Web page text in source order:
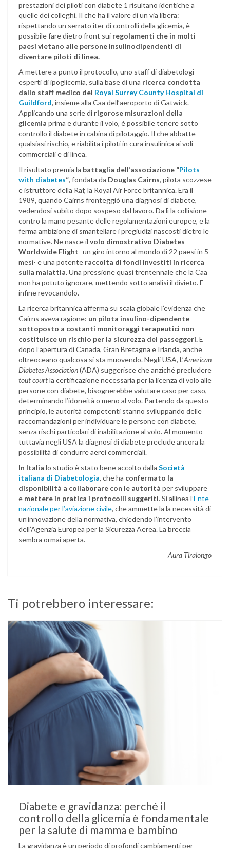
prestazioni dei piloti con diabete 1 risultano identiche a
quelle dei colleghi. Il che ha il valore di un via libera:
rispettando un serrato iter di controlli della glicemia, è
possibile fare dietro front sui regolamenti che in molti
paesi vietano alle persone insulinodipendenti di
diventare piloti di linea.
A mettere a punto il protocollo, uno staff di diabetologi
esperti di ipoglicemia, sulla base di una ricerca condotta
dallo staff medico del Royal Surrey County Hospital di
Guildford, insieme alla Caa dell’aeroporto di Gatwick.
Applicando una serie di rigorose misurazioni della
glicemia prima e durante il volo, è possibile tenere sotto
controllo il diabete in cabina di pilotaggio. Il che abbatte
qualsiasi rischio, e riabilita i piloti in cura insulinica ai voli
commerciali e di linea.
Il risultato premia la battaglia dell’associazione “Pilots
with diabetes“, fondata da Douglas Cairns, pilota scozzese
e istruttore della Raf, la Royal Air Force britannica. Era il
1989, quando Cairns fronteggiò una diagnosi di diabete,
vedendosi subito dopo sospeso dal lavoro. Da lì la collisione
contro la mano pesante delle regolamentazioni europee, e la
ferma ambizione di smantellare i pregiudizi nascosti dietro le
normative. Ne nasce il volo dimostrativo Diabetes
Worldwide Flight -un giro intorno al mondo di 22 paesi in 5
mesi- e una potente raccolta di fondi investiti in ricerca
sulla malattia. Una pressione quasi trentennale che la Caa
non ha potuto ignorare, mettendo sotto analisi il divieto. E
infine revocandolo.
La ricerca britannica afferma su scala globale l’evidenza che
Cairns aveva ragione: un pilota insulino-dipendente
sottoposto a costanti monitoraggi terapeutici non
costituisce un rischio per la sicurezza dei passeggeri.E
dopo l’apertura di Canada, Gran Bretagna e Irlanda, anche
oltreoceano qualcosa si sta muovendo. Negli USA, L’American
Diabetes Association(ADA) suggerisce che anziché precludere
tout courtla certificazione necessaria per la licenza di volo alle
persone con diabete, bisognerebbe valutare caso per caso,
determinando l’idoneità o meno al volo. Partendo da questo
principio, le autorità competenti stanno sviluppando delle
raccomandazioni per individuare le persone con diabete,
senza rischi particolari di inabilitazione al volo. Al momento
tuttavia negli USA la diagnosi di diabete preclude ancora la
possibilità di condurre aerei commerciali.
In Italia lo studio è stato bene accolto dalla Società
italiana di Diabetologia, che ha confermato la
disponibilità a collaborare con le autorità per sviluppare
e mettere in pratica i protocolli suggeriti. Si allinea l’Ente
nazionale per l’aviazione civile, che ammette la la necessità di
un’innovazione della normativa, chiedendo l’intervento
dell’Agenzia Europea per la Sicurezza Aerea. La breccia
sembra ormai aperta.
Aura Tiralongo
Ti potrebbero interessare:
Diabete e gravidanza: perché il
controllo della glicemia è fondamentale
per la salute di mamma e bambino
La gravidanza è un periodo di profondi cambiamenti per